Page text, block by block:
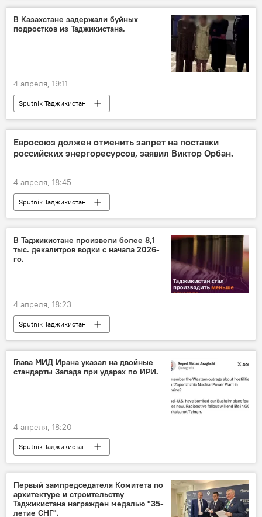
В Казахстане задержали буйных
подростков из Таджикистана.
4 апреля, 19:11
Sputnik Таджикистан
Евросоюз должен отменить запрет на поставки
российских энергоресурсов, заявил Виктор Орбан.
4 апреля, 18:45
Sputnik Таджикистан
В Таджикистане произвели более 8,1
тыс. декалитров водки с начала 2026-
го.
4 апреля, 18:23
Sputnik Таджикистан
Глава МИД Ирана указал на двойные
стандарты Запада при ударах по ИРИ.
4 апреля, 18:20
Sputnik Таджикистан
Ситуация на Ближнем Востоке
Первый зампредседателя Комитета по
архитектуре и строительству
Таджикистана награжден медалью "35-
летие СНГ".